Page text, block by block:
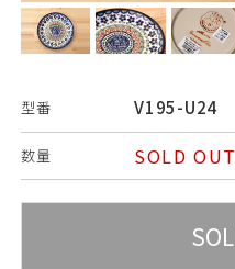
型番 V195-U24
数量 SOLD OUT